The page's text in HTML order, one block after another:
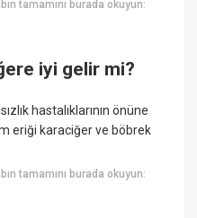
tamamını burada okuyun:
iyi gelir mi?
hastalıklarının önüne
eriği karaciğer ve böbrek
tamamını burada okuyun: